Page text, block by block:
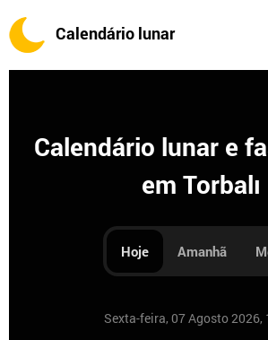
Calendário lunar
Calendário lunar e
em Torbalı
Hoje Amanhã
Sexta-feira, 07 Agosto 2026,